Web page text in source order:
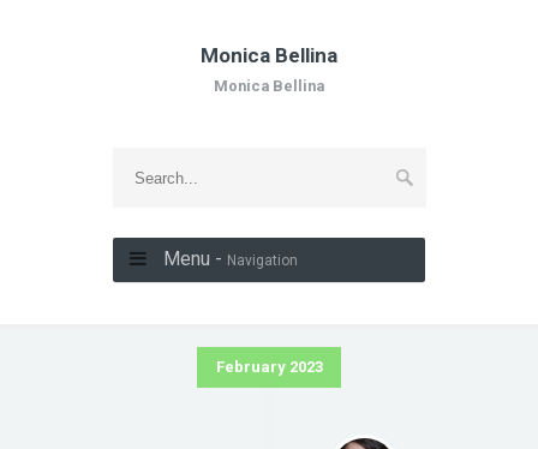
Monica Bellina
Monica Bellina
Menu - Navigation
February 2023